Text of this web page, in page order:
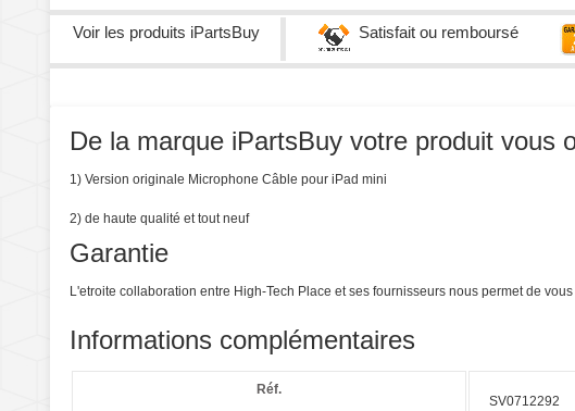
Voir les produits iPartsBuy Satisfait ou remboursé
De la marque iPartsBuy votre produit vous
1) Version originale Microphone Câble pour iPad mini
2) de haute qualité et tout neuf
Garantie
L'etroite collaboration entre High-Tech Place et ses fournisseurs nous permet de
Informations complémentaires
Réf.
SV0712292